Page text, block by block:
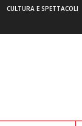
CULTURA E SPETTACOLI